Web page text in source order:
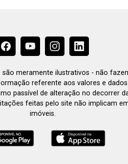
meramente ilustrativos - não
referente aos valores e
passível de alteração no decorrer
feitas pelo site não implicam
imóveis.